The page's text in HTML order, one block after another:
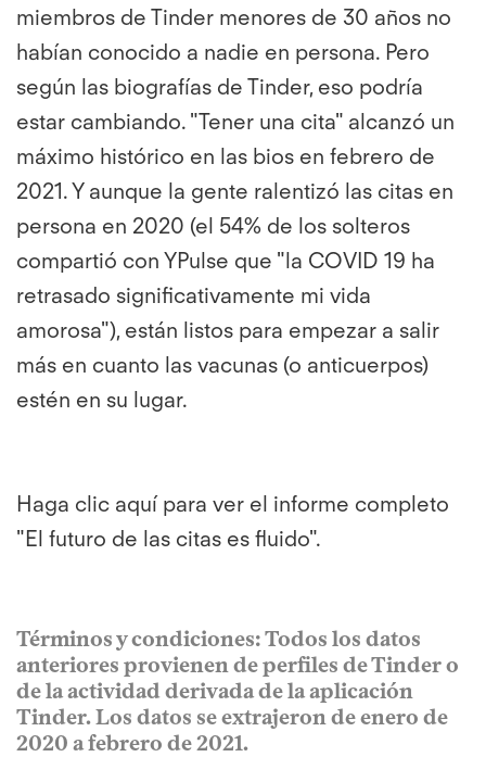
miembros de Tinder menores de 30 años no
habían conocido a nadie en persona. Pero
según las biografías de Tinder, eso podría
estar cambiando. "Tener una cita" alcanzó un
máximo histórico en las bios en febrero de
2021. Y aunque la gente ralentizó las citas en
persona en 2020 (el 54% de los solteros
compartió con YPulse que "la COVID 19 ha
retrasado significativamente mi vida
amorosa"), están listos para empezar a salir
más en cuanto las vacunas (o anticuerpos)
estén en su lugar.
Haga clic aquí para ver el informe completo
"El futuro de las citas es fluido".
Términos y condiciones: Todos los datos
anteriores provienen de perfiles de Tinder o
de la actividad derivada de la aplicación
Tinder. Los datos se extrajeron de enero de
2020 a febrero de 2021.